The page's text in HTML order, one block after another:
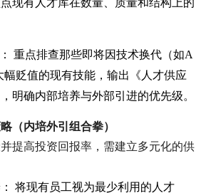
现有人才库在数量、质量和结构上的
重点排查那些即将因技术换代（如A
贬值的现有技能，输出《人才供应
明确内部培养与外部引进的优先级。
（内培外引组合拳）
提高投资回报率，需建立多元化的供
将现有员工视为最少利用的人才